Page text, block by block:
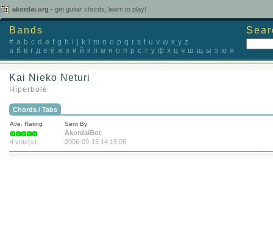
akordai.org - get guitar chords, learn to play!
Bands
# a b c d e f g h i j k m n o p q r s t u v w x y z
а б в г д е ё ж з и й к л м н о п р с т у ф х ц ч ш щ ы э ю я
Kai Nieko Neturi
Hiperbolė
Chords / Tabs
Ave. Rating
4 vote(s)
Sent By
AkordaiBot
2006-09-15 14:15:06